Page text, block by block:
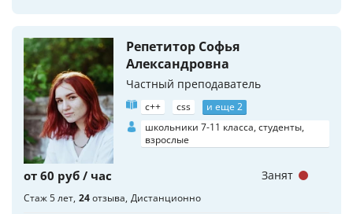
Репетитор Софья
Александровна
Частный преподаватель
c++ css
и еще 2
школьники 7-11 класса, студенты,
взрослые
от 60 руб / час
Стаж 5 лет 24отзыва Дистанционно
Занят